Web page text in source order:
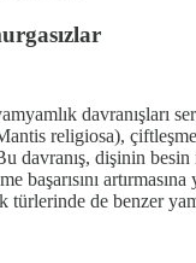
davranışları
religiosa), çiftleşme
davranış, dişinin besin
başarısını
türlerinde de benzer